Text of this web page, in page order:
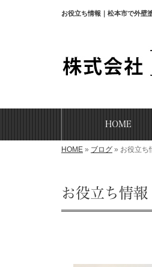
お役立ち情報｜松本市で外壁
HOME
HOME » ブログ » お役立ち
お役立ち情報